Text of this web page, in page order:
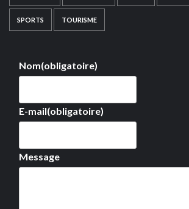
SPORTS TOURISME
Nom(obligatoire)
E-mail(obligatoire)
Message